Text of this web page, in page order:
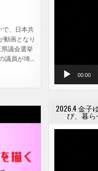
で、日本共
動画となり
議会選挙
議員が埼…
00:00
2026.4 金
び、暮